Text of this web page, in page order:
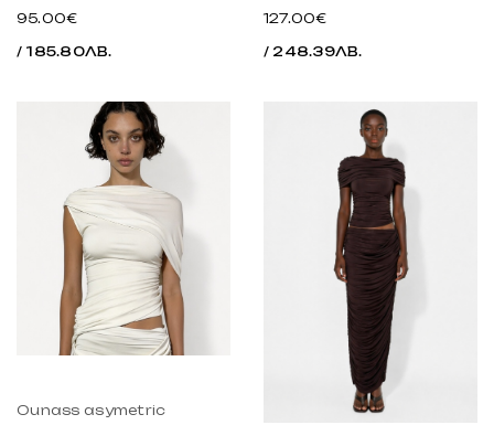
95.00€
/ 185.80ЛВ.
127.00€
/ 248.39ЛВ.
Ounass asymetric